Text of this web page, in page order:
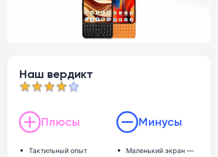
Наш вердикт
Плюсы
Тактильный опыт
Минусы
Маленький экран —